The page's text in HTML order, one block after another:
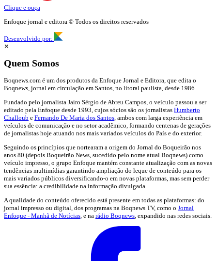
Clique e ouça
Enfoque jornal e editora © Todos os direitos reservados
Desenvolvido por:
✕
Quem Somos
Boqnews.com é um dos produtos da Enfoque Jornal e Editora, que edita o
Boqnews, jornal em circulação em Santos, no litoral paulista, desde 1986.
Fundado pelo jornalista Jairo Sérgio de Abreu Campos, o veículo passou a ser
editado pela Enfoque desde 1993, cujos sócios são os jornalistas Humberto
Challoub e Fernando De Maria dos Santos , ambos com larga experiência em
veículos de comunicação e no setor acadêmico, formando centenas de gerações
de jornalistas hoje atuando nos mais variados veículos do País e do exterior.
Seguindo os princípios que nortearam a origem do Jornal do Boqueirão nos
anos 80 (depois Boqueirão News, sucedido pelo nome atual Boqnews) como
veículo impresso, o grupo Enfoque mantém constante atualização com as novas
tendências multimídias garantindo ampliação do leque de conteúdo para os
mais variados públicos diversificando-o em novas plataformas, mas sem perder
sua essência: a credibilidade na informação divulgada.
A qualidade do conteúdo oferecido está presente em todas as plataformas: do
jornal impresso ou digital, dos programas na Boqnews TV, como o Jornal
Enfoque - Manhã de Notícias , e na rádio Boqnews , expandido nas redes sociais.